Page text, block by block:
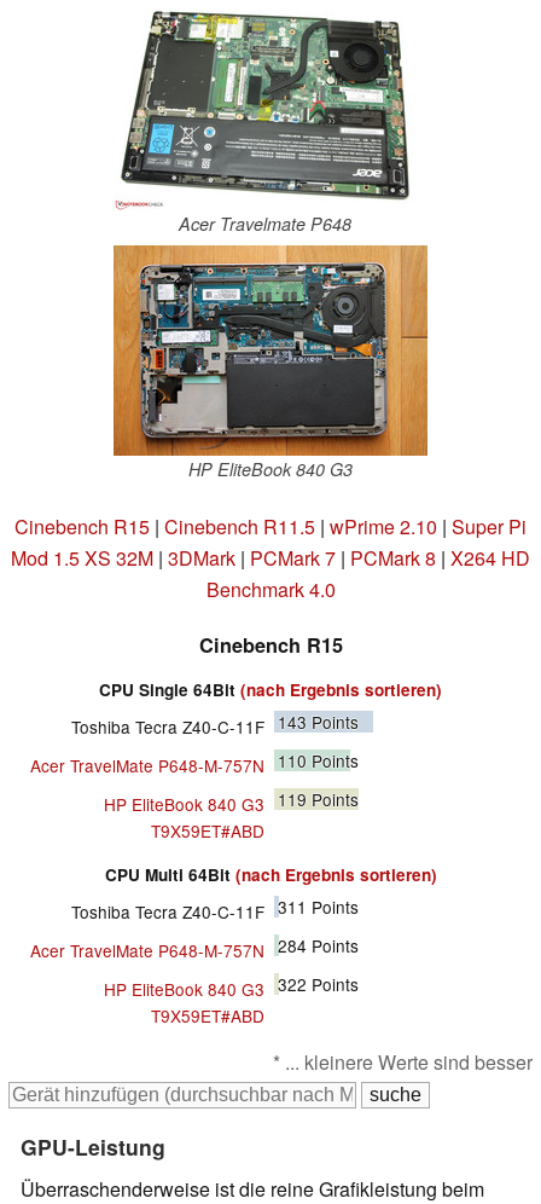
Acer Travelmate P648
HP EliteBook 840 G3
Cinebench R15 | Cinebench R11.5 | wPrime 2.10 | Super Pi
Mod 1.5 XS 32M | 3DMark | PCMark 7 | PCMark 8 | X264 HD
Benchmark 4.0
Cinebench R15
CPU Single 64Bit (nach Ergebnis sortieren)
Toshiba Tecra Z40-C-11F 143 Points
Acer TravelMate P648-M-757N
110 Points
HP EliteBook 840 G3
T9X59ET#ABD
119 Points
CPU Multi 64Bit (nach Ergebnis sortieren)
Toshiba Tecra Z40-C-11F 311 Points
Acer TravelMate P648-M-757N 284 Points
HP EliteBook 840 G3
T9X59ET#ABD
322 Points
* ... kleinere Werte sind besser
GPU-Leistung
Überraschenderweise ist die reine Grafikleistung beim